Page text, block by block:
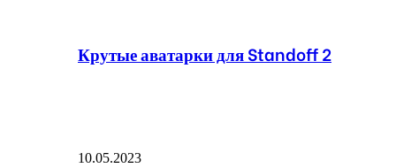
Крутые аватарки для Standoff 2
10.05.2023